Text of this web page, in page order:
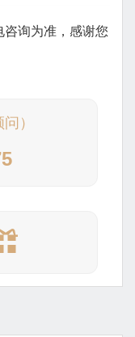
咨询为准，感谢您
）